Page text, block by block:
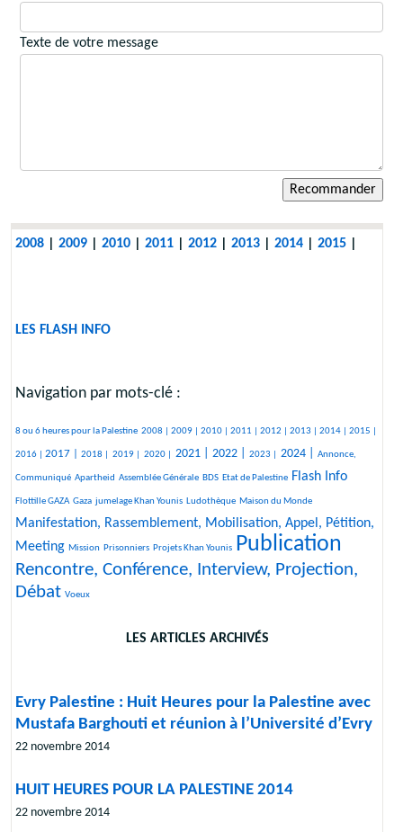
Texte de votre message
2008 |2009 |2010 |2011 |2012 |2013 |2014 |2015
LES FLASH INFO
Navigation par mots-clé :
462/2785
8 ou 6 heures pour la Palestine
212/2785 2008 |
305/2785 2009 |
265/2785 2010 |
370/2785 2011 |
347/2785 2012 |
187/2785 2013 |
290/2785 2014 |
246/2785 2015 |
438/2785
2016 |
703/2785
2017 |
172/2785 2018 |
88/2785 2019 |
143/2785 2020 |
961/2785 2021 |
964/2785 2022 |
476/2785 2023 |
1173/2785 2024 |
455/2785 Annonce,
Communiqué
46/2785 Apartheid
25/2785 Assemblée Générale
174/2785 BDS
37/2785 Etat de Palestine
1504/2785 Flash Info
45/2785
Flottille GAZA
335/2785 Gaza
258/2785 jumelage Khan Younis
409/2785 Ludothèque
25/2785 Maison du Monde
1382/2785
Manifestation, Rassemblement, Mobilisation, Appel, Pétition,
Meeting
24/2785 Mission
27/2785 Prisonniers
136/2785 Projets Khan Younis
2785/2785 Publication
2012/2785
Rencontre, Conférence, Interview, Projection,
Débat
12/2785 Voeux
LES ARTICLES ARCHIVÉS
Evry Palestine : Huit Heures pour la Palestine avec
Mustafa Barghouti et réunion à l’Université d’Evry
22 novembre 2014
HUIT HEURES POUR LA PALESTINE 2014
22 novembre 2014